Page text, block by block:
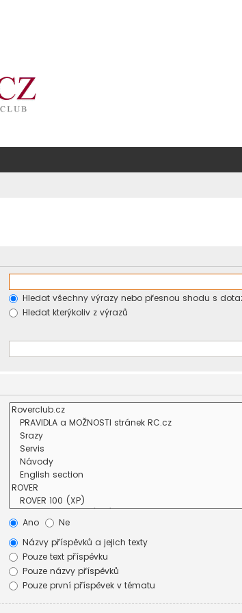
Hledat všechny výrazy nebo přesnou shodu s
Hledat kterýkoliv z výrazů
Ano
Ne
Názvy příspěvků a jejich texty
Pouze text příspěvku
Pouze názvy příspěvků
Pouze první příspěvek v tématu